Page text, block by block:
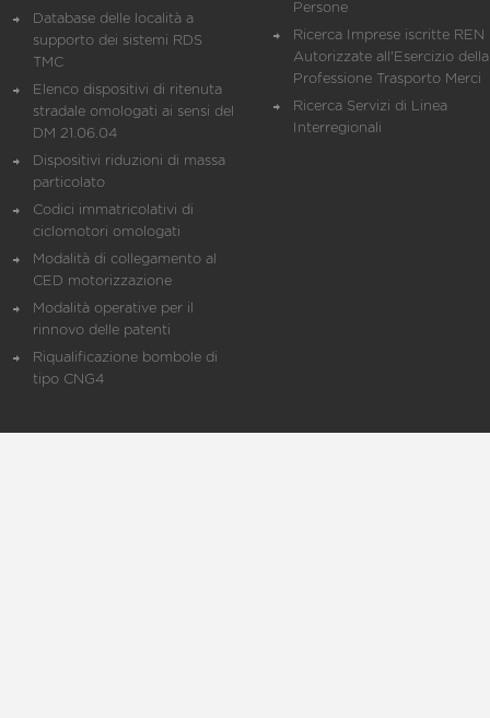
Database delle località a
supporto dei sistemi RDS
TMC
Elenco dispositivi di ritenuta
stradale omologati ai sensi del
DM 21.06.04
Dispositivi riduzioni di massa
particolato
Codici immatricolativi di
ciclomotori omologati
Modalità di collegamento al
CED motorizzazione
Modalità operative per il
rinnovo delle patenti
Riqualificazione bombole di
tipo CNG4
Persone
Ricerca Imprese iscritte REN
Autorizzate all'Esercizio della
Professione Trasporto Merci
Ricerca Servizi di Linea
Interregionali